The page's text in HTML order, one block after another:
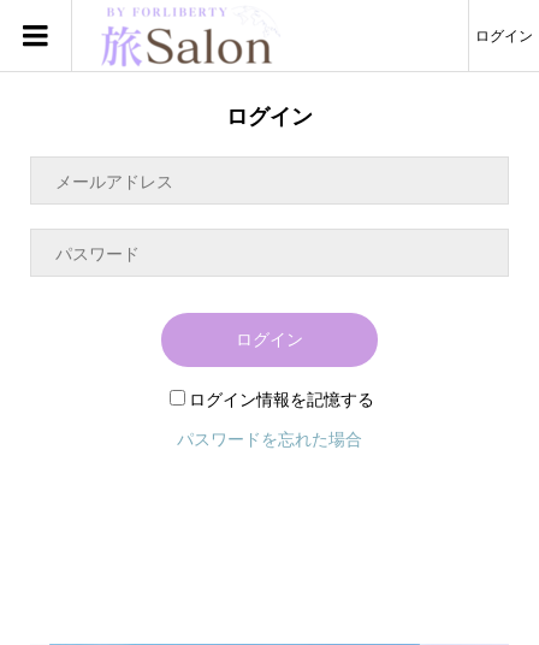
ログイン
ログイン
ログイン
ログイン情報を記憶する
パスワードを忘れた場合